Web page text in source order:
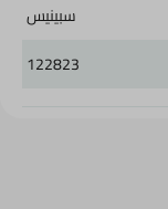
سبينيس
122823